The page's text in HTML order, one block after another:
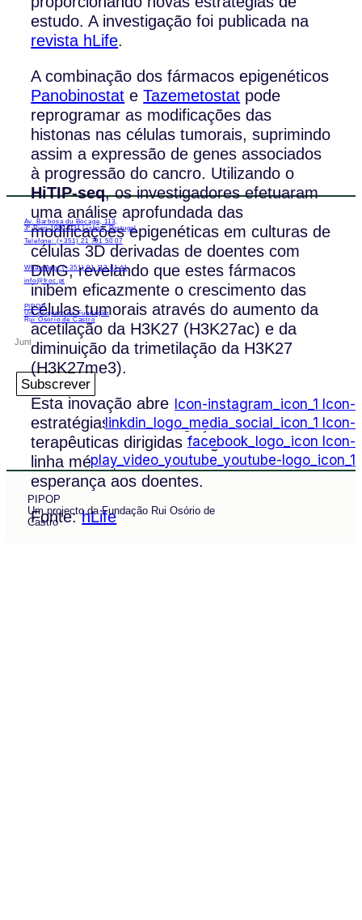
estudo. A investigação foi publicada na
revista hLife.
A combinação dos fármacos epigenéticos
Panobinostat eTazemetostat pode
reprogramar as modificações das
histonas nas células tumorais, suprimindo
assim a expressão de genes associados
à progressão do cancro. Utilizando o
HiTIP-seq, os investigadores efetuaram
uma análise aprofundada das
modificações epigenéticas em culturas de
células 3D derivadas de doentes com
DMG, revelando que estes fármacos
inibem eficazmente o crescimento das
células tumorais através do aumento da
acetilação da H3K27 (H3K27ac) e da
diminuição da trimetilação da H3K27
(H3K27me3).
Esta inovação abre caminho a novas
estratégias de investigação e
terapêuticas dirigidas ao glioma difuso da
linha média, oferecendo uma nova
esperança aos doentes.
Fonte:hLife
Av. Barbosa du Bocage, 113,
3º Piso 1050-031 Lisboa, Portugal
Telefone: (+351) 21 791 50 07
WhatsApp: (+351) 91 113 41 41
info@froc.pt
PIPOP
Um projecto da Fundação
Rui Osório de Castro
Subscrever
Icon-instagram_icon_1
Icon-
linkdin_logo_media_social_icon_1
Icon-
facebook_logo_icon Icon-
play_video_youtube_youtube-logo_icon_1
PIPOP
Um projecto da Fundação Rui Osório de
Castro